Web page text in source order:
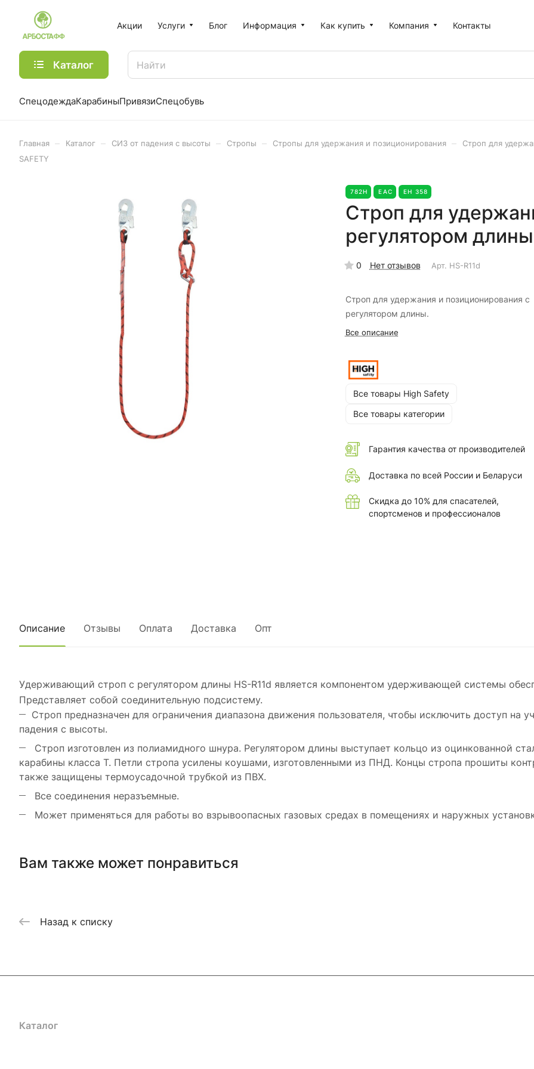
Акции Услуги Блог Информация Как купить Компания Контакты
Каталог
СпецодеждаКарабиныПривязиСпецобувь
Главная Каталог СИЗ от падения с высоты Стропы Стропы для удержания и позиционирования
Строп для
SAFETY
782Н EAC ЕН 358
Строп для
регулятором
0 Нет отзывов Арт. HS-R11d
Строп для удержания и позиционирования с
регулятором длины.
Все описание
Все товары High Safety
Все товары категории
Гарантия качества от производителей
Доставка по всей России и Беларуси
Скидка до 10% для спасателей,
спортсменов и профессионалов
Описание Отзывы Оплата Доставка Опт
Удерживающий строп с регулятором длины HS-R11d является компонентом удерживающей системы
Представляет собой соединительную подсистему.
Строп предназначен для ограничения диапазона движения пользователя, чтобы исключить доступ на
падения с высоты.
Строп изготовлен из полиамидного шнура. Регулятором длины выступает кольцо из оцинкованной
карабины класса Т. Петли стропа усилены коушами, изготовленными из ПНД. Концы стропа прошиты
также защищены термоусадочной трубкой из ПВХ.
Все соединения неразъемные.
Может применяться для работы во взрывоопасных газовых средах в помещениях и наружных
Вам также может понравиться
Назад к списку
Каталог